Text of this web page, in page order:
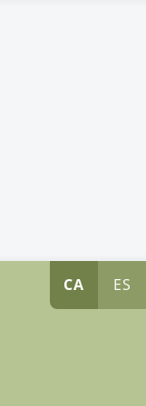
CA ES